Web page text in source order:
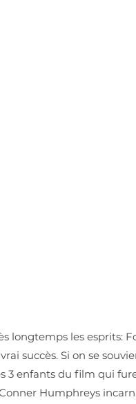
longtemps les esprits:
succès. Si on se
3 enfants du film qui
Humphreys